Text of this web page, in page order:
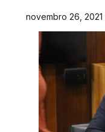
novembro 26, 2021